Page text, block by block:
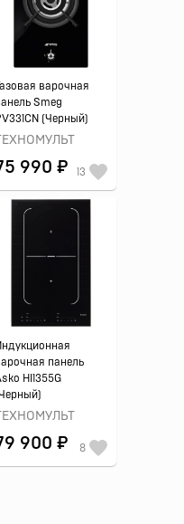
варочная
Smeg
(Черный)
ТЕХНОМУЛЬТ
990 ₽ 13
панель
HI1355G
ТЕХНОМУЛЬТ
900 ₽ 8